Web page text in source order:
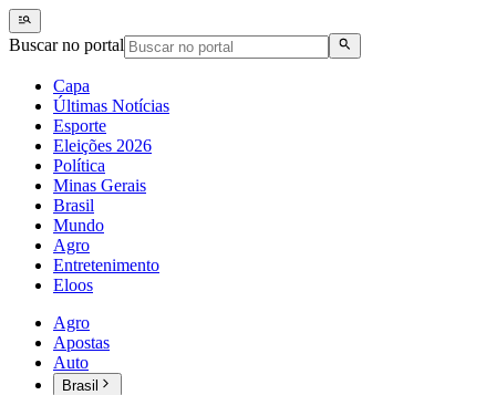
Buscar no portal
Capa
Últimas Notícias
Esporte
Eleições 2026
Política
Minas Gerais
Brasil
Mundo
Agro
Entretenimento
Eloos
Agro
Apostas
Auto
Brasil